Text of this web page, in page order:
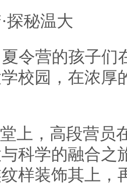
秘温大
营的孩子们
校园，在浓厚
上，高段营员
科学的融合之
样装饰其上，